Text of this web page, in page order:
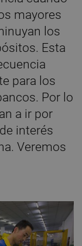
mayores
los
Esta
para los
Por lo
a ir por
interés
Veremos